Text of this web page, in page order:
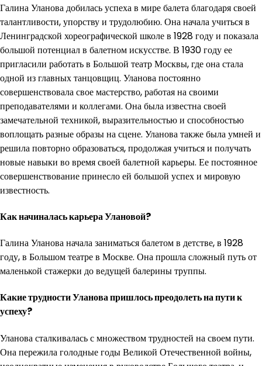
Галина Уланова добилась успеха в мире балета благодаря своей
талантливости, упорству и трудолюбию. Она начала учиться в
Ленинградской хореографической школе в 1928 году и показала
большой потенциал в балетном искусстве. В 1930 году ее
пригласили работать в Большой театр Москвы, где она стала
одной из главных танцовщиц. Уланова постоянно
совершенствовала свое мастерство, работая на своими
преподавателями и коллегами. Она была известна своей
замечательной техникой, выразительностью и способностью
воплощать разные образы на сцене. Уланова также была умней и
решила повторно образоваться, продолжая учиться и получать
новые навыки во время своей балетной карьеры. Ее постоянное
совершенствование принесло ей большой успех и мировую
известность.
Как начиналась карьера Улановой?
Галина Уланова начала заниматься балетом в детстве, в 1928
году, в Большом театре в Москве. Она прошла сложный путь от
маленькой стажерки до ведущей балерины труппы.
Какие трудности Уланова пришлось преодолеть на пути к
успеху?
Уланова сталкивалась с множеством трудностей на своем пути.
Она пережила голодные годы Великой Отечественной войны,